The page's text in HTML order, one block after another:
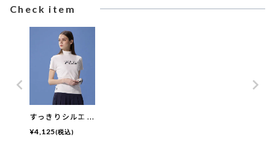
Check item
すっきりシルエッ
ト モックネック
半袖シャツ | UV
¥4,125(税込)